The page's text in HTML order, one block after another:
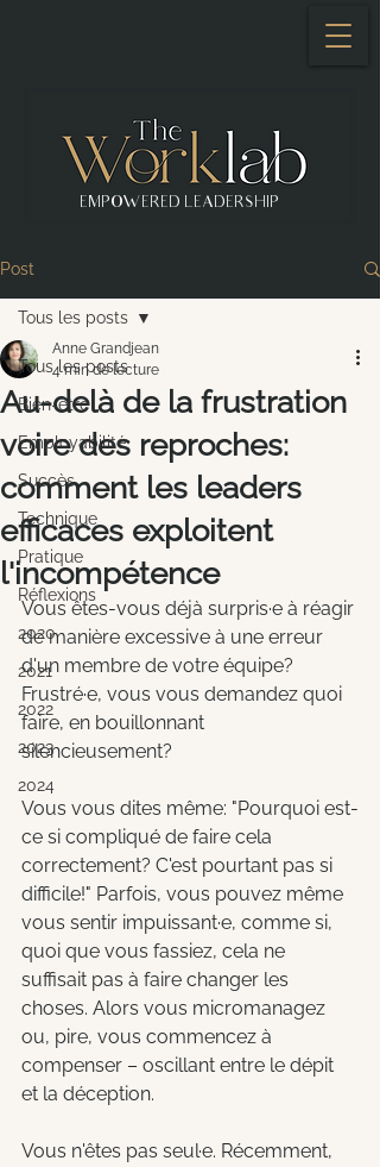
EMPOWERED LEADERSHIP
Post
Tous les posts
Bien-être
Employabilité
Succès
Technique
Pratique
Réflexions
2020
2021
2022
2023
2024
Tous les posts
Au-delà de la frustration
voire des reproches:
comment les leaders
efficaces exploitent
l'incompétence
Anne Grandjean
4 min de lecture
Vous êtes-vous déjà surpris·e à réagir
de manière excessive à une erreur
d'un membre de votre équipe?
Frustré·e, vous vous demandez quoi
faire, en bouillonnant
silencieusement?
Vous vous dites même: "Pourquoi est-
ce si compliqué de faire cela
correctement? C'est pourtant pas si
difficile!" Parfois, vous pouvez même
vous sentir impuissant·e, comme si,
quoi que vous fassiez, cela ne
suffisait pas à faire changer les
choses. Alors vous micromanagez
ou, pire, vous commencez à
compenser – oscillant entre le dépit
et la déception.
Vous n'êtes pas seul·e. Récemment,